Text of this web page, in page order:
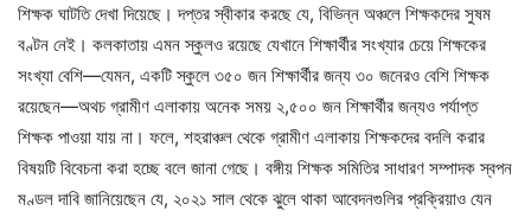
শিক্ষক ঘাটতি দেখা দিয়েছে। দপ্তর স্বীকার করছে যে, বিভিন্ন অঞ্চলে শিক্ষকদের সুষম
বণ্টন নেই। কলকাতায় এমন স্কুলও রয়েছে যেখানে শিক্ষার্থীর সংখ্যার চেয়ে শিক্ষকের
সংখ্যা বেশি—যেমন, একটি স্কুলে ৩৫০ জন শিক্ষার্থীর জন্য ৩০ জনেরও বেশি শিক্ষক
রয়েছেন—অথচ গ্রামীণ এলাকায় অনেক সময় ২,৫০০ জন শিক্ষার্থীর জন্যও পর্যাপ্ত
শিক্ষক পাওয়া যায় না। ফলে, শহরাঞ্চল থেকে গ্রামীণ এলাকায় শিক্ষকদের বদলি করার
বিষয়টি বিবেচনা করা হচ্ছে বলে জানা গেছে। বঙ্গীয় শিক্ষক সমিতির সাধারণ সম্পাদক স্বপন
মণ্ডল দাবি জানিয়েছেন যে, ২০২১ সাল থেকে ঝুলে থাকা আবেদনগুলির প্রক্রিয়াও যেন